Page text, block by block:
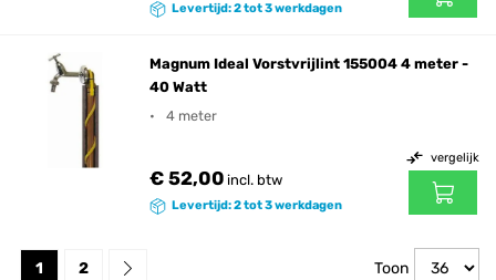
Levertijd: 2 tot 3 werkdagen
Magnum Ideal Vorstvrijlint 155004 4 meter -
40 Watt
4 meter
€ 52,00 incl. btw
Levertijd: 2 tot 3 werkdagen
vergelijk
1 2 Toon